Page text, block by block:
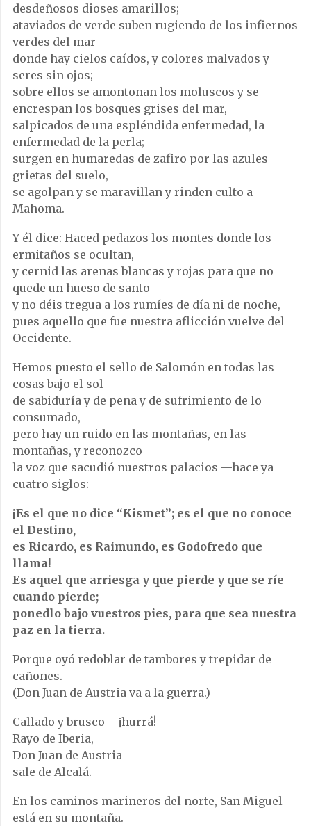
desdeñosos dioses amarillos;
ataviados de verde suben rugiendo de los infiernos
verdes del mar
donde hay cielos caídos, y colores malvados y
seres sin ojos;
sobre ellos se amontonan los moluscos y se
encrespan los bosques grises del mar,
salpicados de una espléndida enfermedad, la
enfermedad de la perla;
surgen en humaredas de zafiro por las azules
grietas del suelo,
se agolpan y se maravillan y rinden culto a
Mahoma.
Y él dice: Haced pedazos los montes donde los
ermitaños se ocultan,
y cernid las arenas blancas y rojas para que no
quede un hueso de santo
y no déis tregua a los rumíes de día ni de noche,
pues aquello que fue nuestra aflicción vuelve del
Occidente.
Hemos puesto el sello de Salomón en todas las
cosas bajo el sol
de sabiduría y de pena y de sufrimiento de lo
consumado,
pero hay un ruido en las montañas, en las
montañas, y reconozco
la voz que sacudió nuestros palacios —hace ya
cuatro siglos:
¡Es el que no dice “Kismet”; es el que no conoce
el Destino,
es Ricardo, es Raimundo, es Godofredo que
llama!
Es aquel que arriesga y que pierde y que se ríe
cuando pierde;
ponedlo bajo vuestros pies, para que sea nuestra
paz en la tierra.
Porque oyó redoblar de tambores y trepidar de
cañones.
(Don Juan de Austria va a la guerra.)
Callado y brusco —¡hurrá!
Rayo de Iberia,
Don Juan de Austria
sale de Alcalá.
En los caminos marineros del norte, San Miguel
está en su montaña.